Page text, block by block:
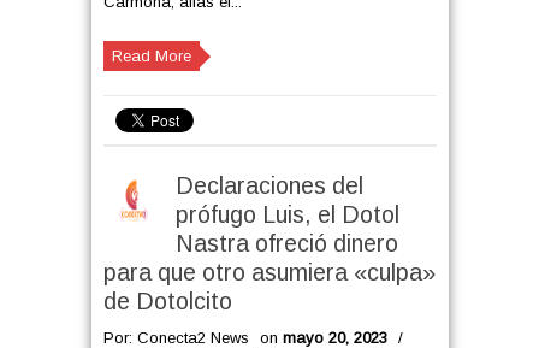
Read More
Declaraciones del
prófugo Luis, el Dotol
Nastra ofreció dinero
para que otro asumiera «culpa»
de Dotolcito
Por: Conecta2 News on mayo 20, 2023
/